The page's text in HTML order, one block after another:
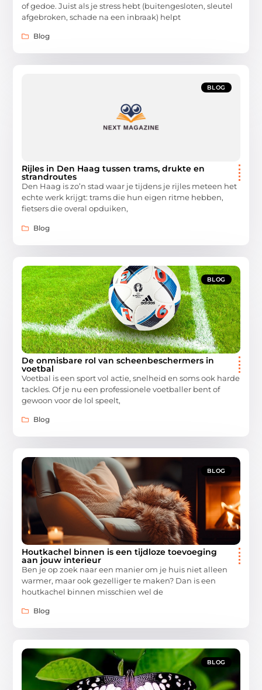
of gedoe. Juist als je stress hebt (buitengesloten, sleutel
afgebroken, schade na een inbraak) helpt
Blog
BLOG
Rijles in Den Haag tussen trams, drukte en
strandroutes
Den Haag is zo’n stad waar je tijdens je rijles meteen het
echte werk krijgt: trams die hun eigen ritme hebben,
fietsers die overal opduiken,
Blog
BLOG
De onmisbare rol van scheenbeschermers in
voetbal
Voetbal is een sport vol actie, snelheid en soms ook harde
tackles. Of je nu een professionele voetballer bent of
gewoon voor de lol speelt,
Blog
BLOG
Houtkachel binnen is een tijdloze toevoeging
aan jouw interieur
Ben je op zoek naar een manier om je huis niet alleen
warmer, maar ook gezelliger te maken? Dan is een
houtkachel binnen misschien wel de
Blog
BLOG